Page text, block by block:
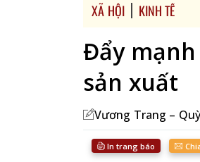
XÃ HỘI KINH TẾ
Đẩy
sản xuất
Vương Trang –
In trang báo